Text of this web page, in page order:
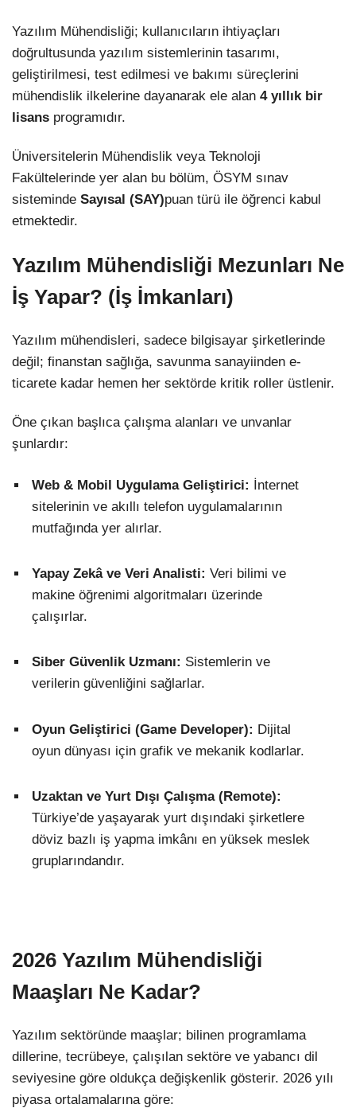
Yazılım Mühendisliği; kullanıcıların ihtiyaçları
doğrultusunda yazılım sistemlerinin tasarımı,
geliştirilmesi, test edilmesi ve bakımı süreçlerini
mühendislik ilkelerine dayanarak ele alan 4 yıllık bir
lisans programıdır.
Üniversitelerin Mühendislik veya Teknoloji
Fakültelerinde yer alan bu bölüm, ÖSYM sınav
sisteminde Sayısal (SAY)puan türü ile öğrenci kabul
etmektedir.
Yazılım Mühendisliği Mezunları Ne
İş Yapar? (İş İmkanları)
Yazılım mühendisleri, sadece bilgisayar şirketlerinde
değil; finanstan sağlığa, savunma sanayiinden e-
ticarete kadar hemen her sektörde kritik roller üstlenir.
Öne çıkan başlıca çalışma alanları ve unvanlar
şunlardır:
Web & Mobil Uygulama Geliştirici:
İnternet
sitelerinin ve akıllı telefon uygulamalarının
mutfağında yer alırlar.
Yapay Zekâ ve Veri Analisti: Veri bilimi ve
makine öğrenimi algoritmaları üzerinde
çalışırlar.
Siber Güvenlik Uzmanı: Sistemlerin ve
verilerin güvenliğini sağlarlar.
Oyun Geliştirici (Game Developer): Dijital
oyun dünyası için grafik ve mekanik kodlarlar.
Uzaktan ve Yurt Dışı Çalışma (Remote):
Türkiye’de yaşayarak yurt dışındaki şirketlere
döviz bazlı iş yapma imkânı en yüksek meslek
gruplarındandır.
2026 Yazılım Mühendisliği
Maaşları Ne Kadar?
Yazılım sektöründe maaşlar; bilinen programlama
dillerine, tecrübeye, çalışılan sektöre ve yabancı dil
seviyesine göre oldukça değişkenlik gösterir. 2026 yılı
piyasa ortalamalarına göre: